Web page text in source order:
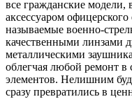
все гражданские модели,
аксессуаром
называемые военно-
качественными линзами
металлическими
облегчая любой ремонт в
элементов. Нелишним
сразу превратились в